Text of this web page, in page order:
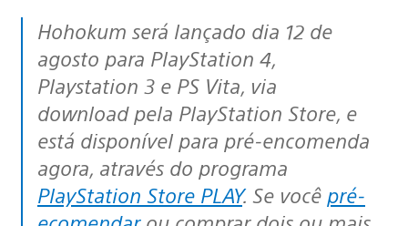
Hohokum será lançado dia 12 de
agosto para PlayStation 4,
Playstation 3 e PS Vita, via
download pela PlayStation Store, e
está disponível para pré-encomenda
agora, através do programa
PlayStation Store PLAY. Se você pré-